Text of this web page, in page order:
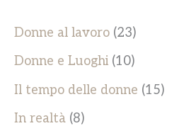
Donne al lavoro (23)
Donne e Luoghi (10)
Il tempo delle donne (15)
In realtà (8)